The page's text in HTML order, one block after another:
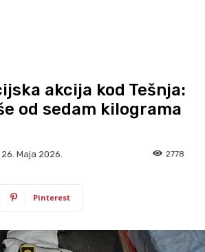
akcija kod Tešnja:
od sedam kilograma
26. Maja 2026. 2778
Pinterest